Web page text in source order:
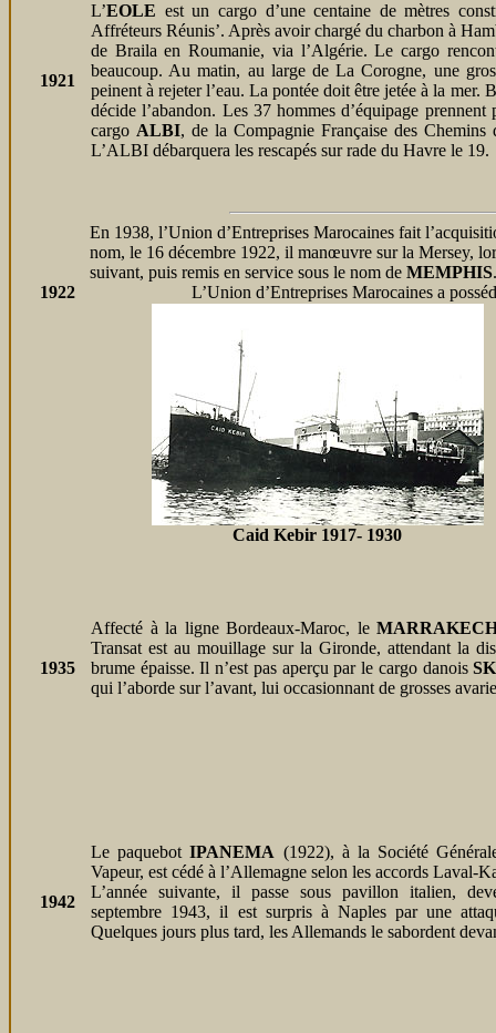
1921
L’EOLE est un cargo d’une centaine de mètres
Affréteurs Réunis’. Après avoir chargé du charbon à
de Braila en Roumanie, via l’Algérie. Le cargo
beaucoup. Au matin, au large de La Corogne, une
peinent à rejeter l’eau. La pontée doit être jetée à la mer.
décide l’abandon. Les 37 hommes d’équipage
cargo ALBI, de la Compagnie Française des
L’ALBI débarquera les rescapés sur rade du Havre le 19.
1922
En 1938, l’Union d’Entreprises Marocaines fait
nom, le 16 décembre 1922, il manœuvre sur la Mersey,
suivant, puis remis en service sous le nom de MEMPHIS.
L’Union d’Entreprises Marocaines a
Caid Kebir 1917- 1930
1935
Affecté à la ligne Bordeaux-Maroc, le
Transat est au mouillage sur la Gironde, attendant la
brume épaisse. Il n’est pas aperçu par le cargo danois
qui l’aborde sur l’avant, lui occasionnant de grosses
1942
Le paquebot IPANEMA (1922), à la Société
Vapeur, est cédé à l’Allemagne selon les accords Laval-
L’année suivante, il passe sous pavillon italien,
septembre 1943, il est surpris à Naples par une
Quelques jours plus tard, les Allemands le sabordent